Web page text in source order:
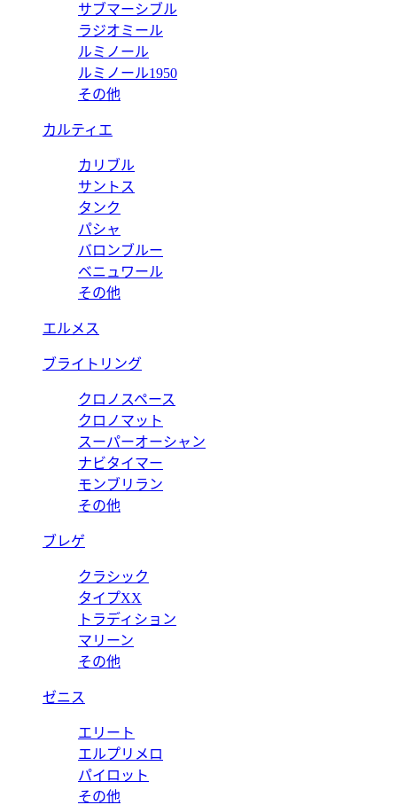
サブマーシブル
ラジオミール
ルミノール
ルミノール1950
その他
カルティエ
カリブル
サントス
タンク
パシャ
バロンブルー
ベニュワール
その他
エルメス
ブライトリング
クロノスペース
クロノマット
スーパーオーシャン
ナビタイマー
モンブリラン
その他
ブレゲ
クラシック
タイプXX
トラディション
マリーン
その他
ゼニス
エリート
エルプリメロ
パイロット
その他